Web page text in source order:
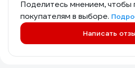
Поделитесь мнением, чтобы
покупателям в выборе.
Написать